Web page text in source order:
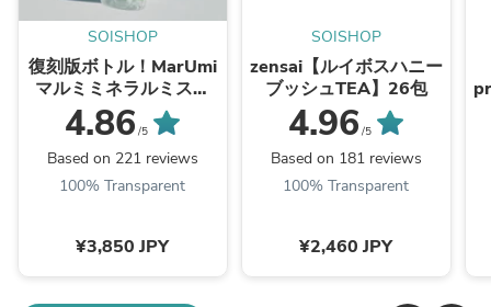
SOISHOP
復刻版ボトル！MarUmi
マルミミネラルミスト
150ml ※※写真の容器で
お届けになります
4.86 /5
Based on 221 reviews
100% Transparent
¥3,850 JPY
SOISHOP
zensai【ルイボスハニー
ブッシュTEA】26包
4.96 /5
Based on 181 reviews
100% Transparent
¥2,460 JPY